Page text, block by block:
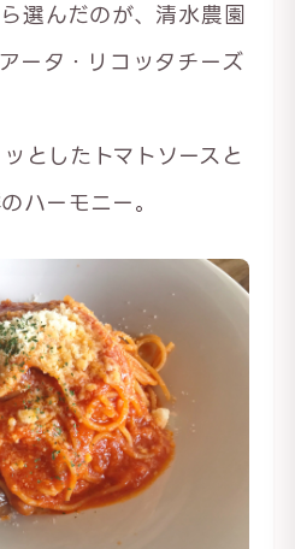
選んだのが、清水農園
ータ・リコッタチーズ
としたトマトソースと
ハーモニー。